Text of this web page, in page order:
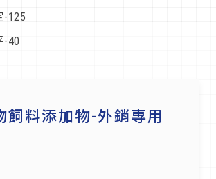
40
飼料添加物-外銷專用